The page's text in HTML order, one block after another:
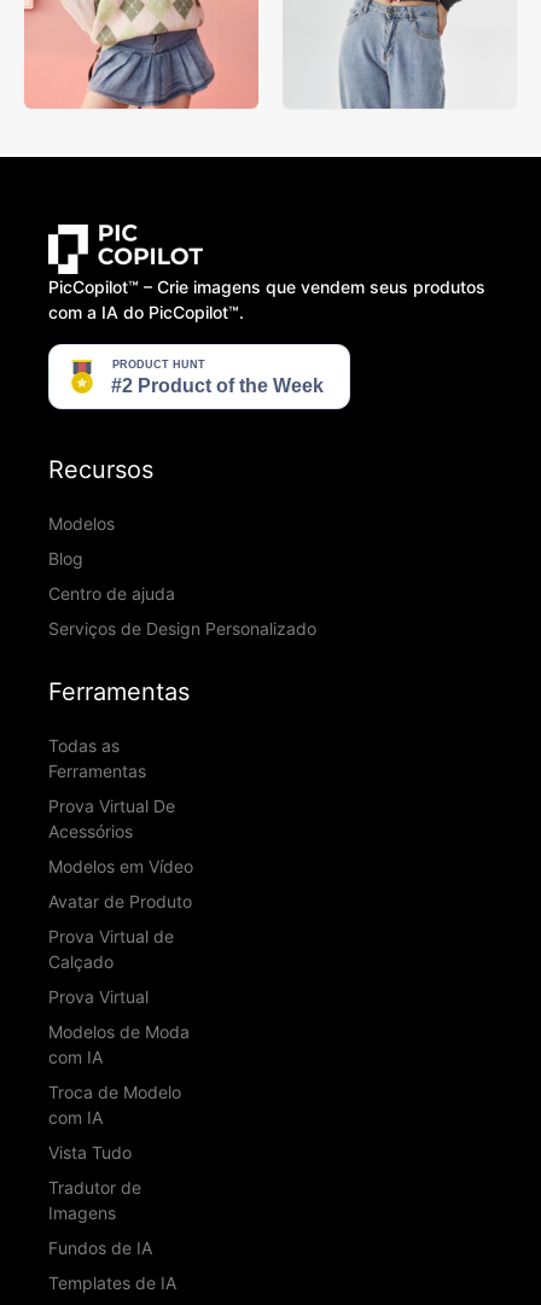
PicCopilot™️ – Crie imagens que vendem seus produtos
com a IA do PicCopilot™️.
Recursos
Modelos
Blog
Centro de ajuda
Serviços de Design Personalizado
Ferramentas
Todas as
Ferramentas
Prova Virtual De
Acessórios
Modelos em Vídeo
Avatar de Produto
Prova Virtual de
Calçado
Prova Virtual
Modelos de Moda
com IA
Troca de Modelo
com IA
Vista Tudo
Tradutor de
Imagens
Fundos de IA
Templates de IA